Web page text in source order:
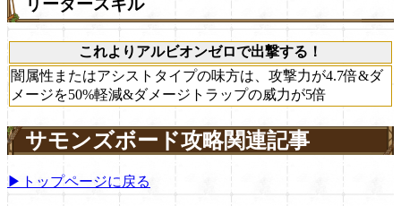
リーダースキル
これよりアルビオンゼロで出撃する！
闇属性またはアシストタイプの味方は、攻撃力が4.7倍&ダ
メージを50%軽減&ダメージトラップの威力が5倍
サモンズボード攻略関連記事
▶トップページに戻る